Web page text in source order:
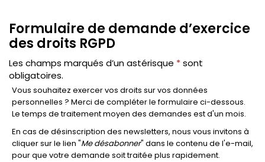
Formulaire de demande d’exercice
des droits RGPD
Les champs marqués d’un astérisque *sont
obligatoires.
Vous souhaitez exercer vos droits sur vos données
personnelles ? Merci de compléter le formulaire ci-dessous.
Le temps de traitement moyen des demandes est d'un mois.
En cas de désinscription des newsletters, nous vous invitons à
cliquer sur le lien "Me désabonner" dans le contenu de l'e-mail,
pour que votre demande soit traitée plus rapidement.